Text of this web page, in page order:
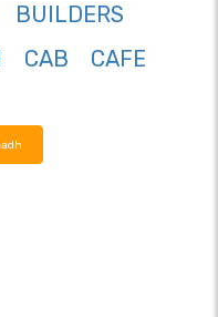
BUILDERS
CAB
CAFE